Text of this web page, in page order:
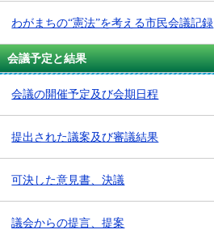
わがまちの“憲法”を考える市民会議記録
会議予定と結果
会議の開催予定及び会期日程
提出された議案及び審議結果
可決した意見書、決議
議会からの提言、提案